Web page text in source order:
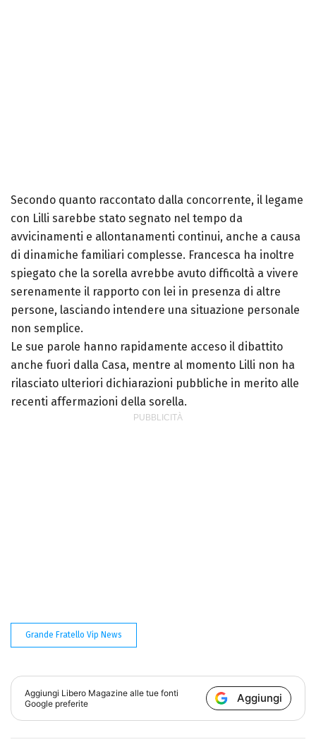
Secondo quanto raccontato dalla concorrente, il legame
con Lilli sarebbe stato segnato nel tempo da
avvicinamenti e allontanamenti continui, anche a causa
di dinamiche familiari complesse. Francesca ha inoltre
spiegato che la sorella avrebbe avuto difficoltà a vivere
serenamente il rapporto con lei in presenza di altre
persone, lasciando intendere una situazione personale
non semplice.
Le sue parole hanno rapidamente acceso il dibattito
anche fuori dalla Casa, mentre al momento Lilli non ha
rilasciato ulteriori dichiarazioni pubbliche in merito alle
recenti affermazioni della sorella.
Grande Fratello Vip News
Aggiungi Libero Magazine alle tue fonti
Google preferite
Aggiungi